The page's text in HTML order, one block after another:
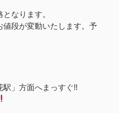
なります。
段が変動いたします。予
駅」方面へまっすぐ!!